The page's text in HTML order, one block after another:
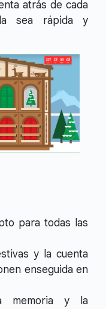
atrás de cada
sea rápida y
para todas las
y la cuenta
enseguida en
memoria y la